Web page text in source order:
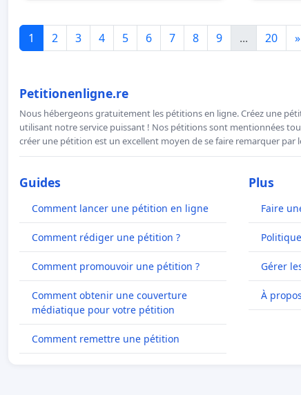
1 2 3 4 5 6 7 8 9 ... 20 »
Petitionenligne.re
Nous hébergeons gratuitement les pétitions en ligne. Créez une
utilisant notre service puissant ! Nos pétitions sont mentionnées
créer une pétition est un excellent moyen de se faire remarquer par
Guides
Comment lancer une pétition en ligne
Comment rédiger une pétition ?
Comment promouvoir une pétition ?
Comment obtenir une couverture
médiatique pour votre pétition
Comment remettre une pétition
Plus
Faire
Gérer
À